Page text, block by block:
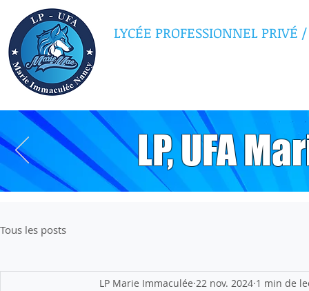
LYCÉE PROFESSIONNEL PRIVÉ /
LP, UFA
Tous les posts
LP Marie Immaculée 22 nov. 2024 1 min de